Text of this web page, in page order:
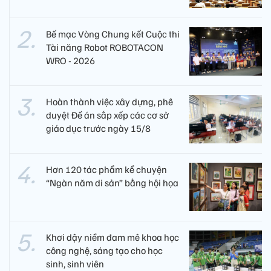
Bế mạc Vòng Chung kết Cuộc thi
Tài năng Robot ROBOTACON
WRO - 2026
Hoàn thành việc xây dựng, phê
duyệt Đề án sắp xếp các cơ sở
giáo dục trước ngày 15/8
Hơn 120 tác phẩm kể chuyện
“Ngàn năm di sản” bằng hội họa
Khơi dậy niềm đam mê khoa học
công nghệ, sáng tạo cho học
sinh, sinh viên